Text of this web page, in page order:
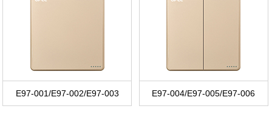
E97-001/E97-002/E97-003 E97-004/E97-005/E97-006